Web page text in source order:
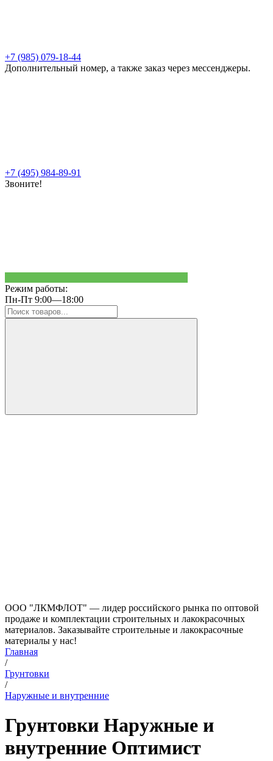
+7 (985) 079-18-44
Дополнительный номер, а также заказ через мессенджеры.
+7 (495) 984-89-91
Звоните!
Режим работы:
Пн-Пт 9:00—18:00
ООО "ЛКМФЛОТ" — лидер российского рынка по оптовой
продаже и комплектации строительных и лакокрасочных
материалов. Заказывайте строительные и лакокрасочные
материалы у нас!
Главная
/
Грунтовки
/
Наружные и внутренние
Грунтовки Наружные и
внутренние Оптимист